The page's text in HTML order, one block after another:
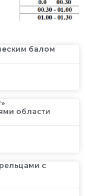
балом
области
с